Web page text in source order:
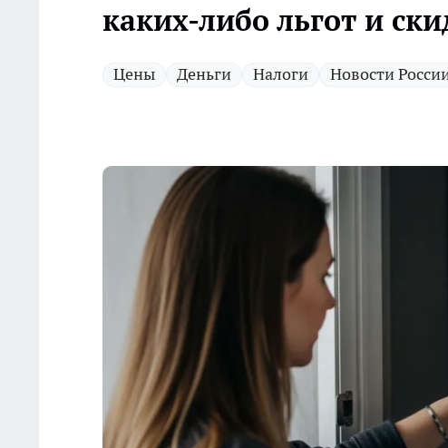
каких-либо льгот и
Цены Деньги Налоги Новости